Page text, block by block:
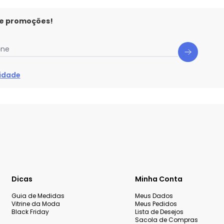
promoções!
Dicas
Guia de Medidas
Vitrine da Moda
Black Friday
Minha Conta
Meus Dados
Meus Pedidos
Lista de Desejos
Sacola de Compras